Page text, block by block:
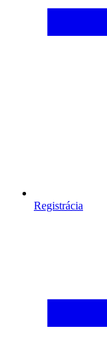
Registrácia